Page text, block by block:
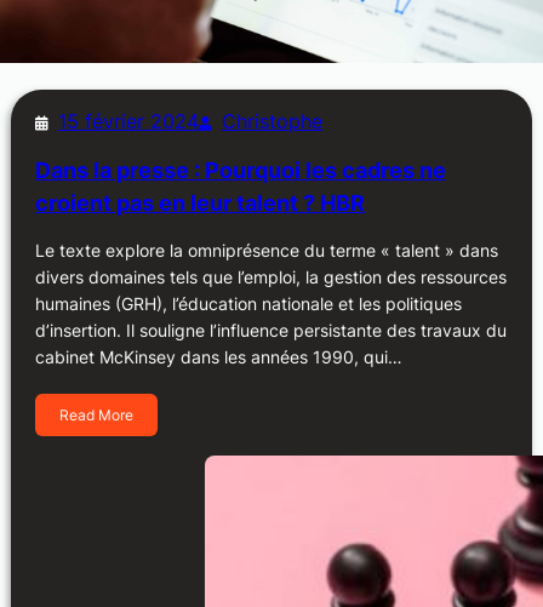
15 février 2024 Christophe
Dans la presse : Pourquoi les cadres ne
croient pas en leur talent ? HBR
Le texte explore la omniprésence du terme « talent » dans
divers domaines tels que l’emploi, la gestion des ressources
humaines (GRH), l’éducation nationale et les politiques
d’insertion. Il souligne l’influence persistante des travaux du
cabinet McKinsey dans les années 1990, qui…
Read More